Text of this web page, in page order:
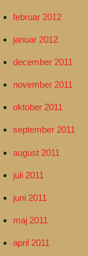
februar 2012
januar 2012
december 2011
november 2011
oktober 2011
september 2011
august 2011
juli 2011
juni 2011
maj 2011
april 2011